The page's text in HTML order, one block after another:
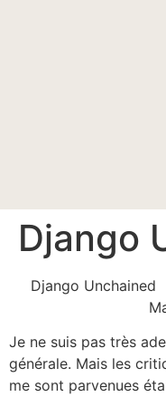
Django
Django Unchained
Je ne suis pas très
générale. Mais les
me sont parvenues